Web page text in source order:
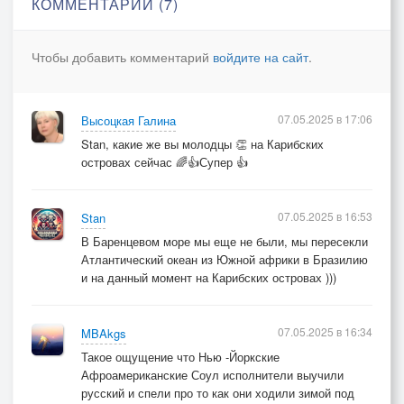
Здесь не нужен светофор,
Соль на коже — память волн,
Как прозрачные холмы!
Порывом счастье принесёт
Брызги бьются по бортам,
Парус тянет к небесам,
Ветры крутят карусель,
Каждый день как новый стих,
Солнце катится за риф,
Всё, что нужно — парус, мы,
Чтобы добавить комментарий войдите на сайт.
Высоцкая Галина
Stan, какие же вы молодцы 👏 на Карибских
островах сейчас 🌈👍Супер 👍
07.05.2025 в 17:06
Stan
В Баренцевом море мы еще не были, мы пересекли
Атлантический океан из Южной африки в Бразилию
и на данный момент на Карибских островах )))
07.05.2025 в 16:53
MBAkgs
Такое ощущение что Нью -Йоркские
Афроамериканские Соул исполнители выучили
русский и спели про то как они ходили зимой под
07.05.2025 в 16:34